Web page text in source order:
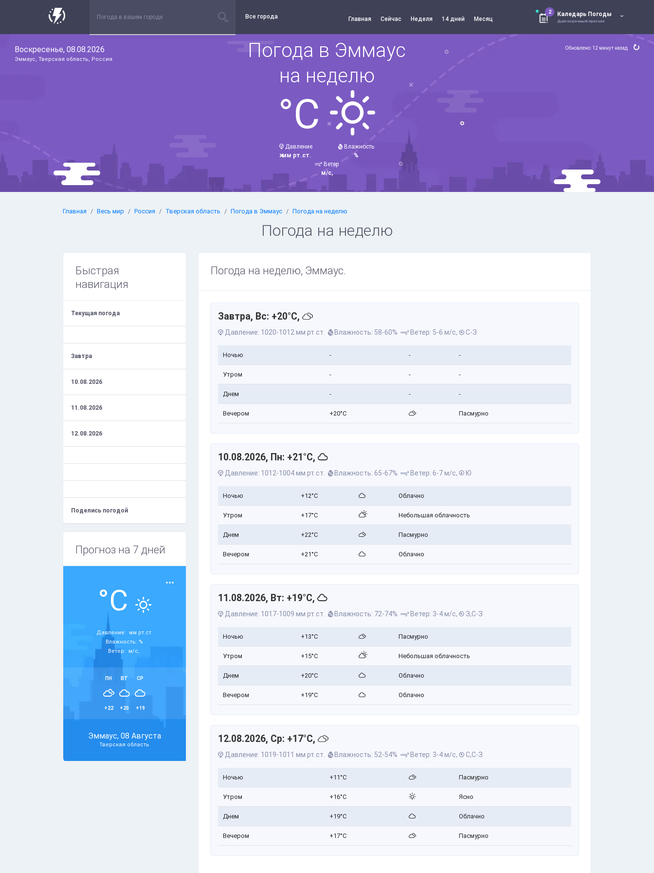
Все города Главная Сейчас Неделя 14 дней Месяц
2 Каледарь Погоды
Долгосрочный прогноз
Воскресенье, 08.08.2026
Эммаус, Тверская область, Россия
Обновлено: 12 минут назад
Погода в Эммаус
на неделю
°C
Давление
мм рт.ст.
Влажность
%
Ветер
м/с,
Главная Весь мир Россия Тверская область Погода в Эммаус Погода на неделю
Погода на неделю
Быстрая
навигация
Текущая погода
Завтра
10.08.2026
11.08.2026
12.08.2026
Поделись погодой
Прогноз на 7 дней
°C
Давление: мм рт.ст.
Влажность: %
Ветер: м/с,
ПН
+22
ВТ
+20
СР
+19
Эммаус, 08 Августа
Тверская область
Погода на неделю, Эммаус.
Завтра, Вс: +20°C,
Давление: 1020-1012 мм рт.ст. Влажность: 58-60% Ветер: 5-6 м/с, С-З
Ночью - - -
Утром - - -
Днем - - -
Вечером +20°C Пасмурно
10.08.2026, Пн: +21°C,
Давление: 1012-1004 мм рт.ст. Влажность: 65-67% Ветер: 6-7 м/с, Ю
Ночью +12°C Облачно
Утром +17°C Небольшая облачность
Днем +22°C Пасмурно
Вечером +21°C Облачно
11.08.2026, Вт: +19°C,
Давление: 1017-1009 мм рт.ст. Влажность: 72-74% Ветер: 3-4 м/с, З,С-З
Ночью +13°C Пасмурно
Утром +15°C Небольшая облачность
Днем +20°C Облачно
Вечером +19°C Облачно
12.08.2026, Ср: +17°C,
Давление: 1019-1011 мм рт.ст. Влажность: 52-54% Ветер: 3-4 м/с, С,С-З
Ночью +11°C Пасмурно
Утром +16°C Ясно
Днем +19°C Облачно
Вечером +17°C Пасмурно